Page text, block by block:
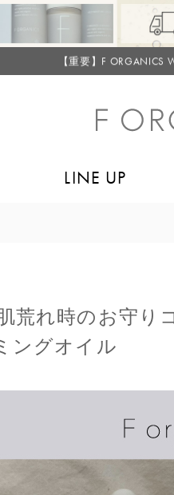
毎月お得にポイントが貯
LINE お友達登録
【重要】F
毎月お得にポイントが貯
LINE UP
荒れ時のお守り
ングオイル